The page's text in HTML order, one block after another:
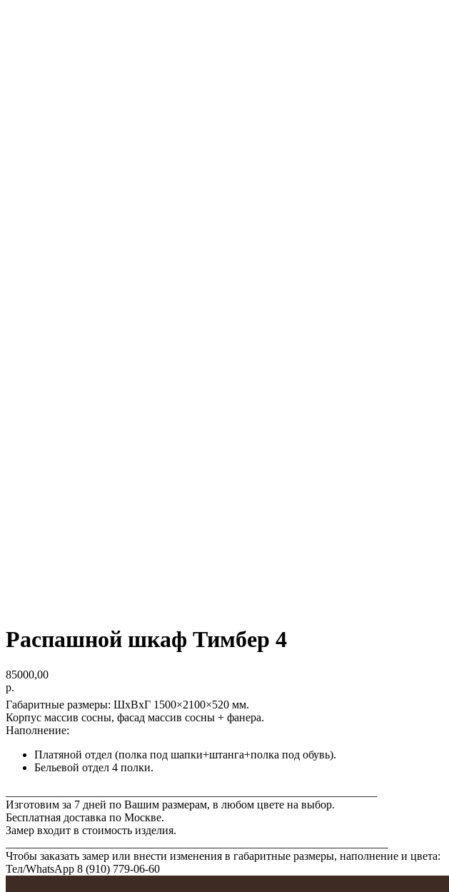
Распашной шкаф Тимбер 4
85000,00
р.
Габаритные размеры: ШхВхГ 1500×2100×520 мм.
Корпус массив сосны, фасад массив сосны + фанера.
Наполнение:
Платяной отдел (полка под шапки+штанга+полка под обувь).
Бельевой отдел 4 полки.
Изготовим за 7 дней по Вашим размерам, в любом цвете на выбор.
Бесплатная доставка по Москве.
Замер входит в стоимость изделия.
Чтобы заказать замер или внести изменения в габаритные размеры, наполнение и цвета:
Тел/WhatsАрp 8 (910) 779-06-60